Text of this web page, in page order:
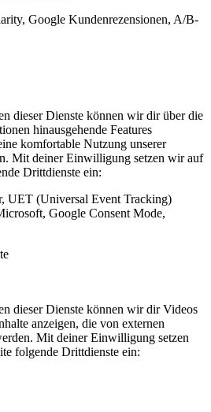
Google Kundenrezensionen, A/B-
dieser Dienste können wir dir über die
hinausgehende Features
komfortable Nutzung unserer
Mit deiner Einwilligung setzen wir auf
Drittdienste ein:
UET (Universal Event Tracking)
Google Consent Mode,
dieser Dienste können wir dir Videos
anzeigen, die von externen
Mit deiner Einwilligung setzen
folgende Drittdienste ein: